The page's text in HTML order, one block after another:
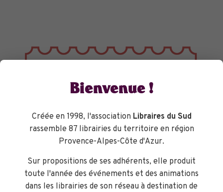
Bienvenue !
Créée en 1998, l'association Libraires du Sud
rassemble 87 librairies du territoire en région
Provence-Alpes-Côte d'Azur.
Sur propositions de ses adhérents, elle produit
toute l'année des événements et des animations
dans les librairies de son réseau à destination de